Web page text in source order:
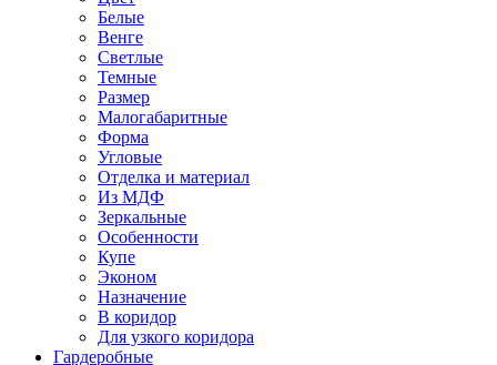
Белые
Венге
Светлые
Темные
Размер
Малогабаритные
Форма
Угловые
Отделка и материал
Из МДФ
Зеркальные
Особенности
Купе
Эконом
Назначение
В коридор
Для узкого коридора
Гардеробные